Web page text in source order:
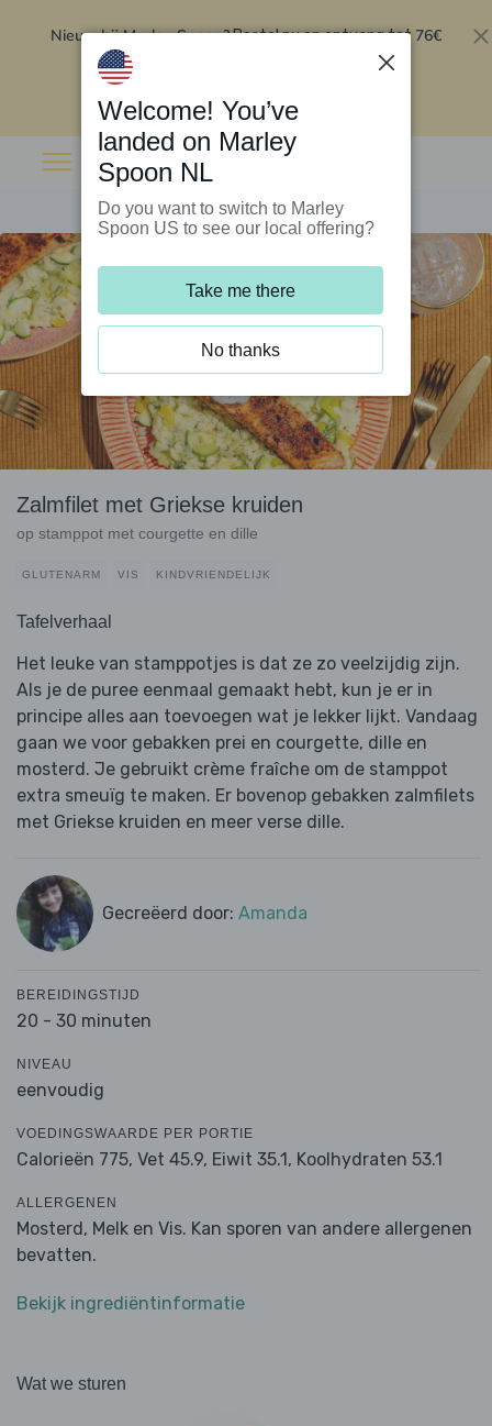
Nieuw bij Marley Spoon?Bestel nu en ontvang tot 76€
Zalmfilet met Griekse kruiden
op stamppot met courgette en dille
GLUTENARM VIS KINDVRIENDELIJK
Tafelverhaal
Het leuke van stamppotjes is dat ze zo veelzijdig zijn.
Als je de puree eenmaal gemaakt hebt, kun je er in
principe alles aan toevoegen wat je lekker lijkt. Vandaag
gaan we voor gebakken prei en courgette, dille en
mosterd. Je gebruikt crème fraîche om de stamppot
extra smeuïg te maken. Er bovenop gebakken zalmfilets
met Griekse kruiden en meer verse dille.
Gecreëerd door: Amanda
BEREIDINGSTIJD
20 - 30 minuten
NIVEAU
eenvoudig
VOEDINGSWAARDE PER PORTIE
Calorieën 775, Vet 45.9, Eiwit 35.1, Koolhydraten 53.1
ALLERGENEN
Mosterd, Melk en Vis. Kan sporen van andere allergenen
bevatten.
Bekijk ingrediëntinformatie
Wat we sturen
Welcome! You’ve
landed on Marley
Spoon NL
Do you want to switch to Marley
Spoon US to see our local offering?
Take me there
No thanks